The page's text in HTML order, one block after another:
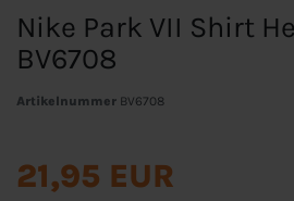
Nike Park VII Shirt
BV6708
Artikelnummer BV6708
21,95 EUR